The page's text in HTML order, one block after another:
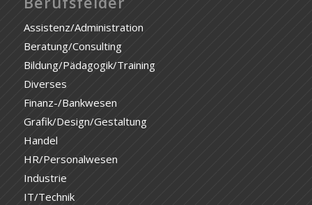
Assistenz/Administration
Beratung/Consulting
Bildung/Pädagogik/Training
Diverses
Finanz-/Bankwesen
Grafik/Design/Gestaltung
Handel
HR/Personalwesen
Industrie
IT/Technik